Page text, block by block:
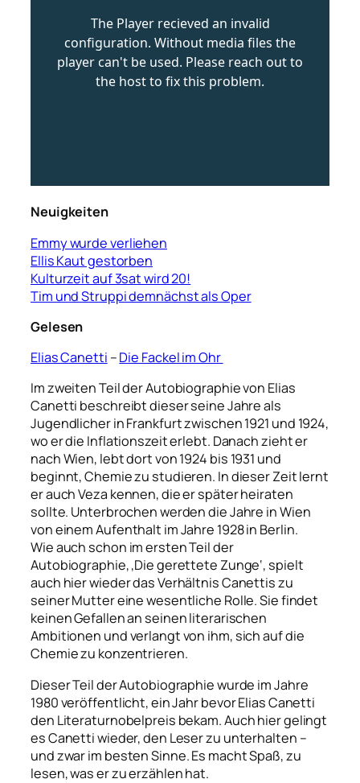
Neuigkeiten
Emmy wurde verliehen
Ellis Kaut gestorben
Kulturzeit auf 3sat wird 20!
Tim und Struppi demnächst als Oper
Gelesen
Elias Canetti –Die Fackel im Ohr
Im zweiten Teil der Autobiographie von Elias
Canetti beschreibt dieser seine Jahre als
Jugendlicher in Frankfurt zwischen 1921 und 1924,
wo er die Inflationszeit erlebt. Danach zieht er
nach Wien, lebt dort von 1924 bis 1931 und
beginnt, Chemie zu studieren. In dieser Zeit lernt
er auch Veza kennen, die er später heiraten
sollte. Unterbrochen werden die Jahre in Wien
von einem Aufenthalt im Jahre 1928 in Berlin.
Wie auch schon im ersten Teil der
Autobiographie, ‚Die gerettete Zunge‘, spielt
auch hier wieder das Verhältnis Canettis zu
seiner Mutter eine wesentliche Rolle. Sie findet
keinen Gefallen an seinen literarischen
Ambitionen und verlangt von ihm, sich auf die
Chemie zu konzentrieren.
Dieser Teil der Autobiographie wurde im Jahre
1980 veröffentlicht, ein Jahr bevor Elias Canetti
den Literaturnobelpreis bekam. Auch hier gelingt
es Canetti wieder, den Leser zu unterhalten –
und zwar im besten Sinne. Es macht Spaß, zu
lesen, was er zu erzählen hat.